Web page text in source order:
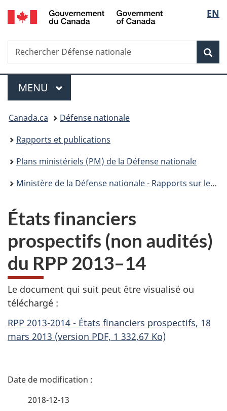
Passer
au
principal
Passer
à
Au
du
Passer
à
version
simplifiée
de
la
EN
Recherche
Rechercher
Défense
Menu
MENU PRINCIPAL
Vous
êtes
ici :
Canada.ca
Défense nationale
Rapports et publications
Plans ministériels (PM) de la Défense nationale
Ministère de la Défense nationale - Rapports sur les plans et les priorités 2013-2014
États financiers
prospectifs (non audités)
du RPP 2013–14
Le document qui suit peut être visualisé ou
téléchargé :
RPP 2013-2014 - États financiers prospectifs, 18
mars 2013 (version PDF, 1 332,67 Ko)
D
2018-12-13